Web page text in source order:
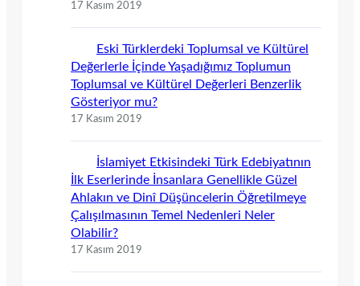
17 Kasım 2019
Eski Türklerdeki Toplumsal ve Kültürel
Değerlerle İçinde Yaşadığımız Toplumun
Toplumsal ve Kültürel Değerleri Benzerlik
Gösteriyor mu?
17 Kasım 2019
İslamiyet Etkisindeki Türk Edebiyatının
İlk Eserlerinde İnsanlara Genellikle Güzel
Ahlakın ve Dinî Düşüncelerin Öğretilmeye
Çalışılmasının Temel Nedenleri Neler
Olabilir?
17 Kasım 2019